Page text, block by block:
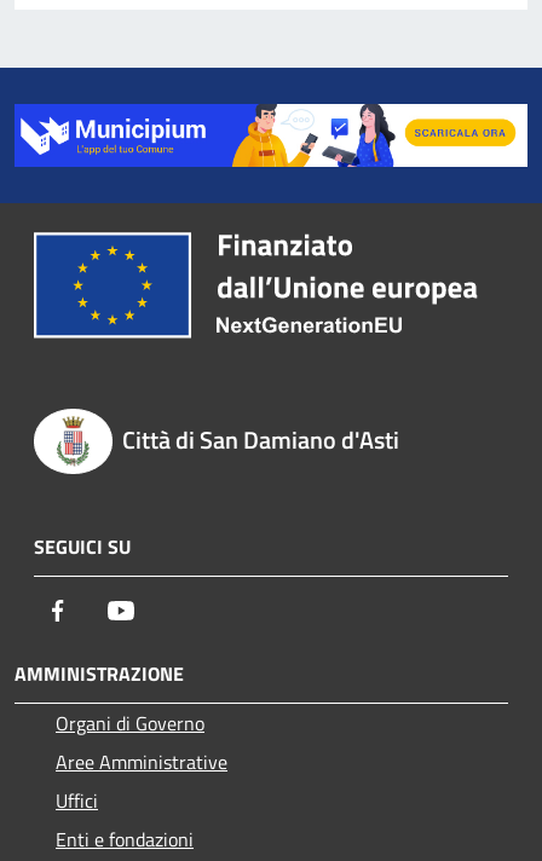
Città di San Damiano d'Asti
SEGUICI SU
Facebook
AMMINISTRAZIONE
Organi di Governo
Aree Amministrative
Uffici
Enti e fondazioni